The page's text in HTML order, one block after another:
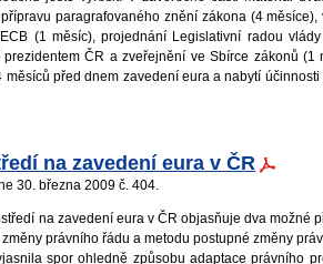
paragrafovaného znění zákona (4
(1 měsíc), projednání Legislativní radou
ČR a zveřejnění ve Sbírce zákonů (1
před dnem zavedení eura a nabytí
na zavedení eura v ČR
30. března 2009 č. 404.
na zavedení eura v ČR objasňuje dva možné
právního řádu a metodu postupné změny
spor ohledně způsobu adaptace právního